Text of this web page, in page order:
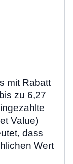
mit Rabatt
zu 6,27
Value)
dass
Wert